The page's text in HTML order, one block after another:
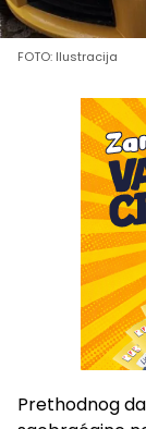
FOTO: Ilustracija
Prethodnog